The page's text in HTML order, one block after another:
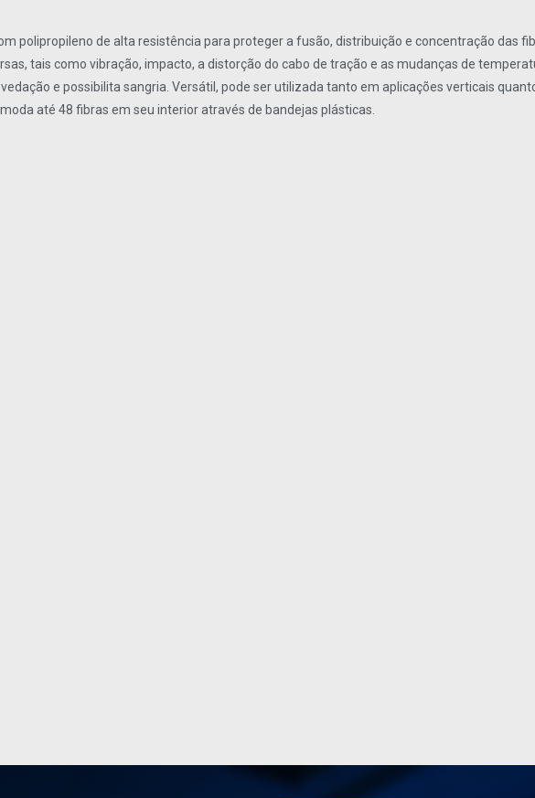
polipropileno de alta resistência para proteger a fusão, distribuição e concentração das
tais como vibração, impacto, a distorção do cabo de tração e as mudanças de
e possibilita sangria. Versátil, pode ser utilizada tanto em aplicações verticais
até 48 fibras em seu interior através de bandejas plásticas.